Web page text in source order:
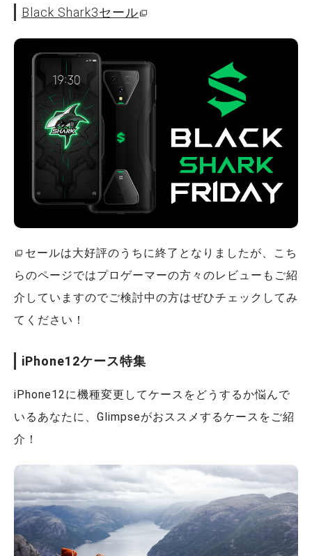
Black Shark3セール
セールは大好評のうちに終了となりましたが、こち
らのページではプロゲーマーの方々のレビューもご紹
介していますのでご検討中の方はぜひチェックしてみ
てください！
iPhone12ケース特集
iPhone12に機種変更してケースをどうするか悩んで
いるあなたに、Glimpseがおススメするケースをご紹
介！